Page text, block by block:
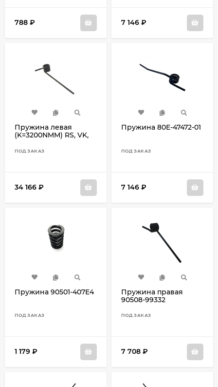
788 ₽ 7 146 ₽
Пружина левая
(K=3200NMM) RS, VK,
ПОД ЗАКАЗ
34 166 ₽
Пружина 80E-47472-01
ПОД ЗАКАЗ
7 146 ₽
Пружина 90501-407E4
ПОД ЗАКАЗ
1 179 ₽
Пружина правая
90508-99332
ПОД ЗАКАЗ
7 708 ₽